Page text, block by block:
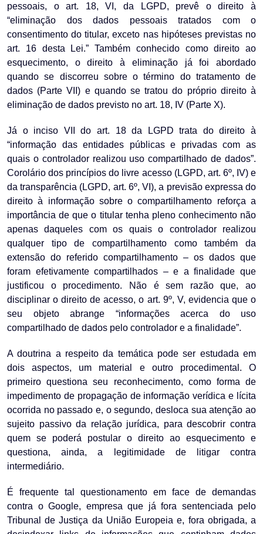
pessoais, o art. 18, VI, da LGPD, prevê o direito à
“eliminação dos dados pessoais tratados com o
consentimento do titular, exceto nas hipóteses previstas no
art. 16 desta Lei.” Também conhecido como direito ao
esquecimento, o direito à eliminação já foi abordado
quando se discorreu sobre o término do tratamento de
dados (Parte VII) e quando se tratou do próprio direito à
eliminação de dados previsto no art. 18, IV (Parte X).
Já o inciso VII do art. 18 da LGPD trata do direito à
“informação das entidades públicas e privadas com as
quais o controlador realizou uso compartilhado de dados”.
Corolário dos princípios do livre acesso (LGPD, art. 6º, IV) e
da transparência (LGPD, art. 6º, VI), a previsão expressa do
direito à informação sobre o compartilhamento reforça a
importância de que o titular tenha pleno conhecimento não
apenas daqueles com os quais o controlador realizou
qualquer tipo de compartilhamento como também da
extensão do referido compartilhamento – os dados que
foram efetivamente compartilhados – e a finalidade que
justificou o procedimento. Não é sem razão que, ao
disciplinar o direito de acesso, o art. 9º, V, evidencia que o
seu objeto abrange “informações acerca do uso
compartilhado de dados pelo controlador e a finalidade”.
A doutrina a respeito da temática pode ser estudada em
dois aspectos, um material e outro procedimental. O
primeiro questiona seu reconhecimento, como forma de
impedimento de propagação de informação verídica e lícita
ocorrida no passado e, o segundo, desloca sua atenção ao
sujeito passivo da relação jurídica, para descobrir contra
quem se poderá postular o direito ao esquecimento e
questiona, ainda, a legitimidade de litigar contra
intermediário.
É frequente tal questionamento em face de demandas
contra o Google, empresa que já fora sentenciada pelo
Tribunal de Justiça da União Europeia e, fora obrigada, a